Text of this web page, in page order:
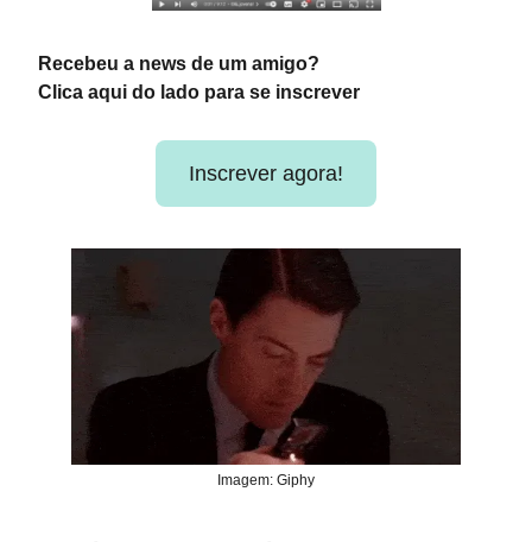
Recebeu a news de um amigo?
Clica aqui do lado para se inscrever
Inscrever agora!
Imagem: Giphy